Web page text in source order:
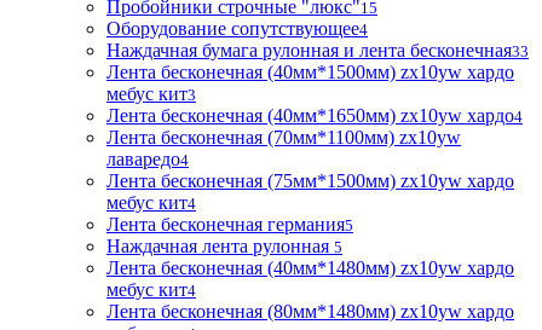
Пробойники строчные "люкс"15
Оборудование сопутствующее4
Наждачная бумага рулонная и лента бесконечная33
Лента бесконечная (40мм*1500мм) zx10yw хардо
мебус кит3
Лента бесконечная (40мм*1650мм) zx10yw хардо4
Лента бесконечная (70мм*1100мм) zx10yw
лаваредо4
Лента бесконечная (75мм*1500мм) zx10yw хардо
мебус кит4
Лента бесконечная германия5
Наждачная лента рулонная 5
Лента бесконечная (40мм*1480мм) zx10yw хардо
мебус кит4
Лента бесконечная (80мм*1480мм) zx10yw хардо